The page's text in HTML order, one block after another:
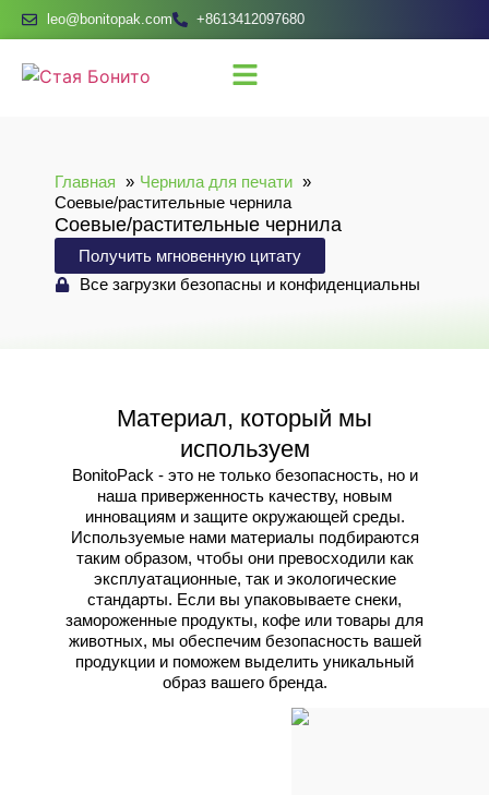
leo@bonitopak.com +8613412097680
Главная
Чернила для печати
Соевые/растительные чернила
Соевые/растительные чернила
Получить мгновенную цитату
Все загрузки безопасны и конфиденциальны
Материал, который мы
используем
BonitoPack - это не только безопасность, но и
наша приверженность качеству, новым
инновациям и защите окружающей среды.
Используемые нами материалы подбираются
таким образом, чтобы они превосходили как
эксплуатационные, так и экологические
стандарты. Если вы упаковываете снеки,
замороженные продукты, кофе или товары для
животных, мы обеспечим безопасность вашей
продукции и поможем выделить уникальный
образ вашего бренда.